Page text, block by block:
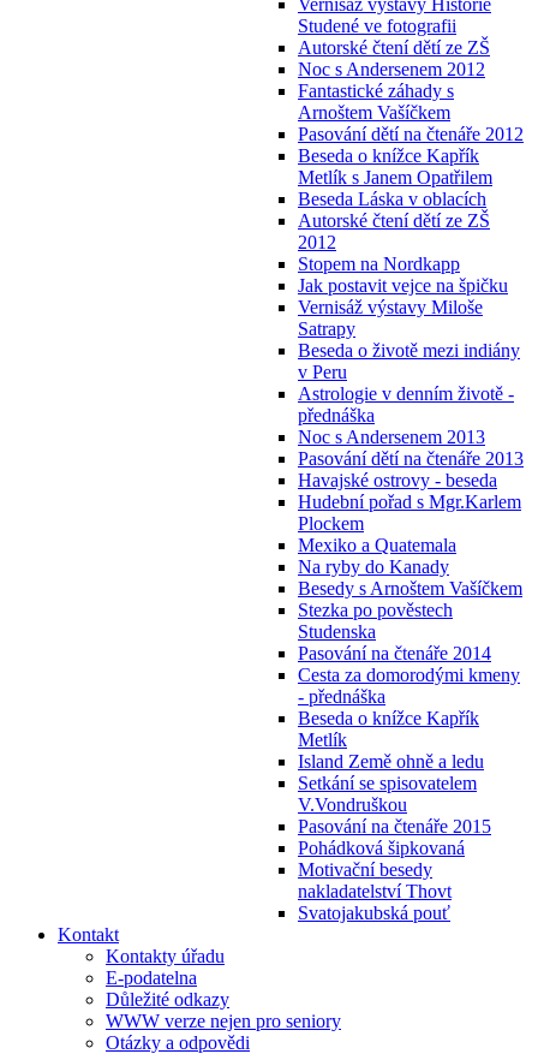
Vernisáž výstavy Historie
Studené ve fotografii
Autorské čtení dětí ze ZŠ
Noc s Andersenem 2012
Fantastické záhady s
Arnoštem Vašíčkem
Pasování dětí na čtenáře 2012
Beseda o knížce Kapřík
Metlík s Janem Opatřilem
Beseda Láska v oblacích
Autorské čtení dětí ze ZŠ
2012
Stopem na Nordkapp
Jak postavit vejce na špičku
Vernisáž výstavy Miloše
Satrapy
Beseda o životě mezi indiány
v Peru
Astrologie v denním životě -
přednáška
Noc s Andersenem 2013
Pasování dětí na čtenáře 2013
Havajské ostrovy - beseda
Hudební pořad s Mgr.Karlem
Plockem
Mexiko a Quatemala
Na ryby do Kanady
Besedy s Arnoštem Vašíčkem
Stezka po pověstech
Studenska
Pasování na čtenáře 2014
Cesta za domorodými kmeny
- přednáška
Beseda o knížce Kapřík
Metlík
Island Země ohně a ledu
Setkání se spisovatelem
V.Vondruškou
Pasování na čtenáře 2015
Pohádková šipkovaná
Motivační besedy
nakladatelství Thovt
Svatojakubská pouť
Kontakt
Kontakty úřadu
E-podatelna
Důležité odkazy
WWW verze nejen pro seniory
Otázky a odpovědi